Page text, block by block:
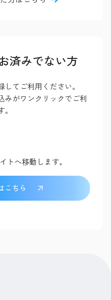
済みでない方
てご利用ください。
みがワンクリックでご利
トへ移動します。
こちら